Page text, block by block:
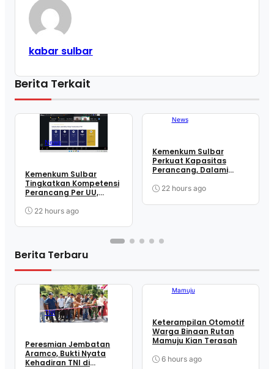
kabar sulbar
Berita Terkait
News
Kemenkum Sulbar
Tingkatkan Kompetensi
Perancang Per UU,
Berkualitas
22 hours ago
News
Kemenkum Sulbar
Perkuat Kapasitas
Perancang, Dalami
Pengundangan
22 hours ago
Berita Terbaru
TNI
Peresmian Jembatan
Aramco, Bukti Nyata
Kehadiran TNI di
Mamuju
Keterampilan Otomotif
Warga Binaan Rutan
Mamuju Kian Terasah
6 hours ago